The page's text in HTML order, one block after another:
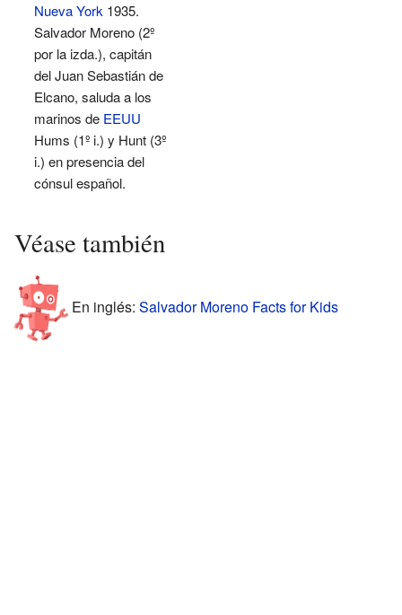
Nueva York 1935.
Salvador Moreno (2º
por la izda.), capitán
del Juan Sebastián de
Elcano, saluda a los
marinos de EEUU
Hums (1º i.) y Hunt (3º
i.) en presencia del
cónsul español.
Véase también
En inglés: Salvador Moreno Facts for Kids